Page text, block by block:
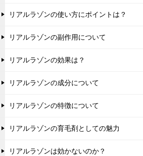
リアルラゾンの使い方にポイントは？
リアルラゾンの副作用について
リアルラゾンの効果は？
リアルラゾンの成分について
リアルラゾンの特徴について
リアルラゾンの育毛剤としての魅力
リアルラゾンは効かないのか？